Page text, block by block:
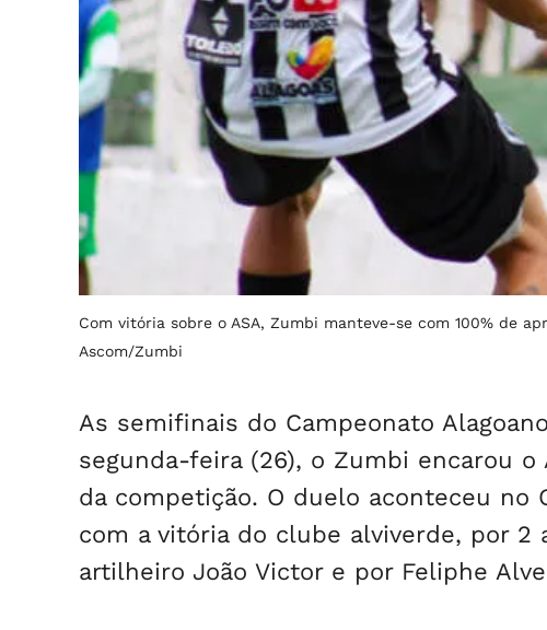
Com vitória sobre o ASA, Zumbi manteve-se com 100% de
Ascom/Zumbi
As semifinais do Campeonato
segunda-feira (26), o Zumbi encarou
da competição. O duelo aconteceu no
com a vitória do clube alviverde, por 2
artilheiro João Victor e por Feliphe